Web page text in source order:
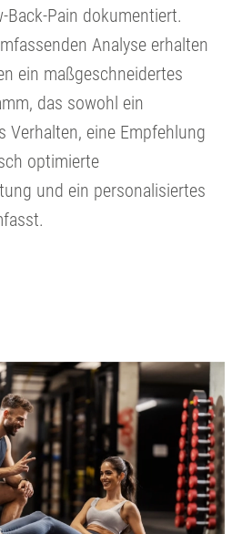
Back-Pain dokumentiert.
Analyse erhalten
ein maßgeschneidertes
das sowohl ein
Verhalten, eine Empfehlung
optimierte
und ein personalisiertes